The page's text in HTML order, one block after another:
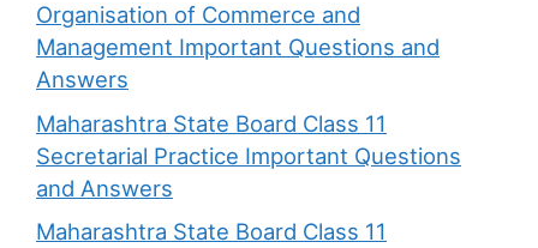
Organisation of Commerce and
Management Important Questions and
Answers
Maharashtra State Board Class 11
Secretarial Practice Important Questions
and Answers
Maharashtra State Board Class 11